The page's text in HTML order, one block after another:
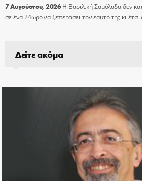
7 Αυγούστου, 2026 Η Βασιλική Σαμόλαδα δεν
σε ένα 24ωρο να ξεπεράσει τον εαυτό της κι
Δείτε ακόμα